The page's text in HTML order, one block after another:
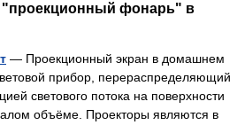
"проекционный фонарь" в
— Проекционный экран в домашнем
прибор, перераспределяющий
светового потока на поверхности
объёме. Проекторы являются в